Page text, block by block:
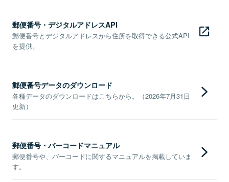
郵便番号・デジタルアドレスAPI
郵便番号とデジタルアドレスから住所を取得できる公式API
を提供。
郵便番号データのダウンロード
各種データのダウンロードはこちらから。（2026年7月31日
更新）
郵便番号・バーコードマニュアル
郵便番号や、バーコードに関するマニュアルを掲載していま
す。